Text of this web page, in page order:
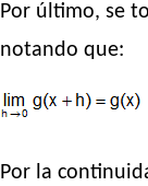
Por último, se
notando que:
Por la